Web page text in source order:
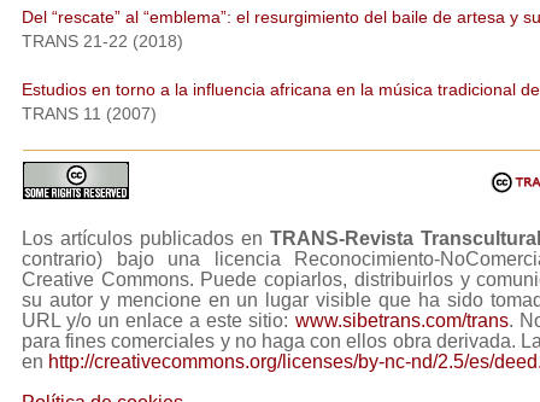
Del “rescate” al “emblema”: el resurgimiento del baile de artesa y
TRANS 21-22 (2018)
Estudios en torno a la influencia africana en la música tradicional
TRANS 11 (2007)
Los artículos publicados enTRANS-Revista
contrario) bajo una licencia Reconocimiento-
Creative Commons. Puede copiarlos, distribuirlos y
su autor y mencione en un lugar visible que ha sido
URL y/o un enlace a este sitio: www.sibetrans.com/trans.
para fines comerciales y no haga con ellos obra derivada.
en http://creativecommons.org/licenses/by-nc-nd/2.5/es/